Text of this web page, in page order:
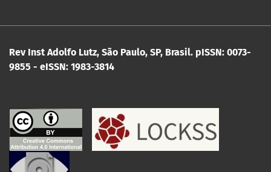
Rev Inst Adolfo Lutz, São Paulo, SP, Brasil. pISSN: 0073-
9855 - eISSN: 1983-3814